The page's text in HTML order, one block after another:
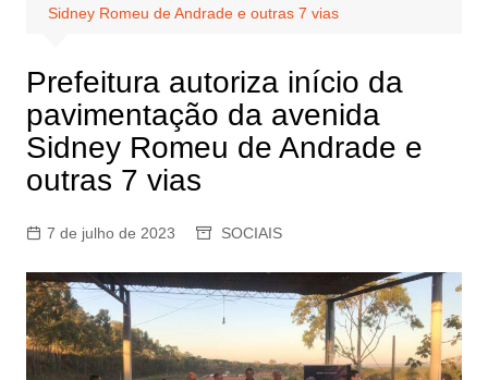
Sidney Romeu de Andrade e outras 7 vias
Prefeitura autoriza início da
pavimentação da avenida
Sidney Romeu de Andrade e
outras 7 vias
7 de julho de 2023 SOCIAIS